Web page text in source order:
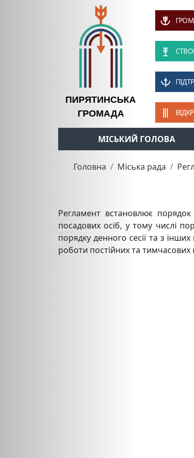
ПИРЯТИНСЬКА
ГРОМАДА
МІСЬКИЙ ГОЛОВА
Головна Міська рада
Регламент встановлює порядок
посадових осіб, у тому числі
порядку денного сесії та з
роботи постійних та тимчасових